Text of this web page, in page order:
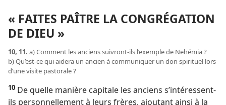
« FAITES PAÎTRE LA CONGRÉGATION
DE DIEU »
10, 11. a) Comment les anciens suivront-ils l’exemple de Nehémia ?
b) Qu’est-ce qui aidera un ancien à communiquer un don spirituel lors
d’une visite pastorale ?
10 De quelle manière capitale les anciens s’intéressent-
ils personnellement à leurs frères, ajoutant ainsi à la